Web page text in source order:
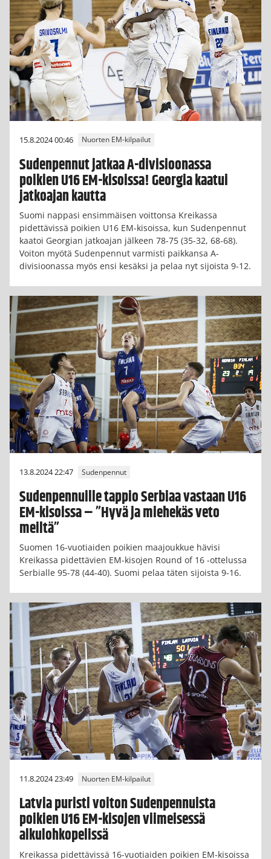
15.8.2024 00:46 Nuorten EM-kilpailut
Sudenpennut jatkaa A-divisioonassa
poikien U16 EM-kisoissa! Georgia kaatui
jatkoajan kautta
Suomi nappasi ensimmäisen voittonsa Kreikassa
pidettävissä poikien U16 EM-kisoissa, kun Sudenpennut
kaatoi Georgian jatkoajan jälkeen 78-75 (35-32, 68-68).
Voiton myötä Sudenpennut varmisti paikkansa A-
divisioonassa myös ensi kesäksi ja pelaa nyt sijoista 9-12.
13.8.2024 22:47 Sudenpennut
Sudenpennuille tappio Serbiaa vastaan U16
EM-kisoissa – ”Hyvä ja miehekäs veto
meiltä”
Suomen 16-vuotiaiden poikien maajoukkue hävisi
Kreikassa pidettävien EM-kisojen Round of 16 -ottelussa
Serbialle 95-78 (44-40). Suomi pelaa täten sijoista 9-16.
11.8.2024 23:49 Nuorten EM-kilpailut
Latvia puristi voiton Sudenpennuista
poikien U16 EM-kisojen viimeisessä
alkulohkopelissä
Kreikassa pidettävissä 16-vuotiaiden poikien EM-kisoissa